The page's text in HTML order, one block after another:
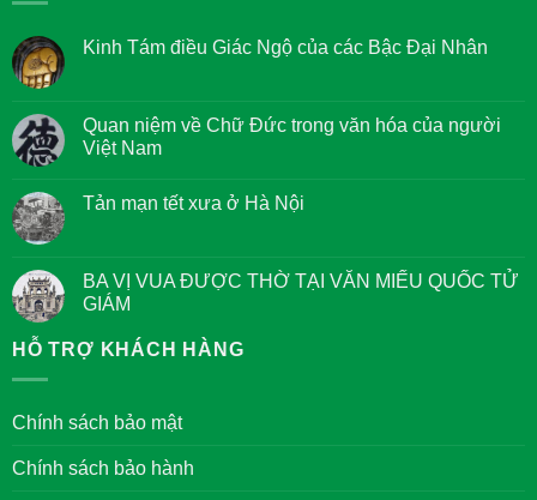
Kinh Tám điều Giác Ngộ của các Bậc Đại Nhân
luận
ở
Kinh
Giác
Ngộ
Đại
Nhân
Quan niệm về Chữ Đức trong văn hóa của người
Việt Nam
bình
về
Chữ
Đức
văn
hóa
Nam
Tản mạn tết xưa ở Hà Nội
luận
ở
Tản
xưa
BA VỊ VUA ĐƯỢC THỜ TẠI VĂN MIẾU QUỐC TỬ
GIÁM
có
bình
VỊ
THỜ
HỖ TRỢ KHÁCH HÀNG
Chính sách bảo mật
Chính sách bảo hành